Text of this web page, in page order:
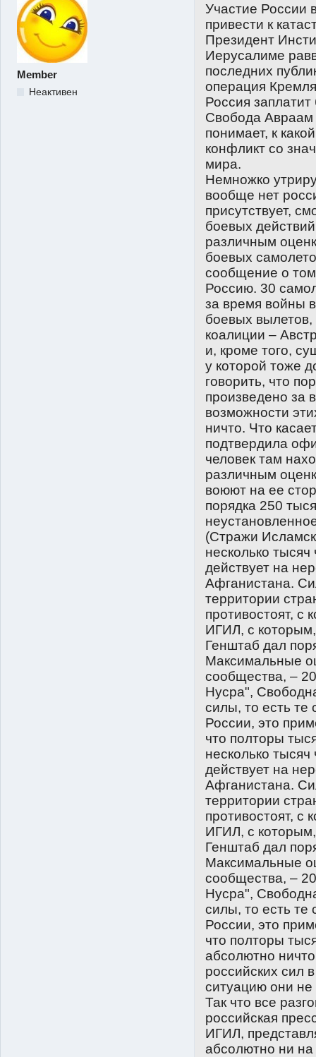
Member
Неактивен
Участие России
привести к
Президент
Иерусалиме
последних
операция
Россия
Свобода Авраам
понимает, к
конфликт со
мира.
Немножко
вообще нет
присутствует,
боевых
различным
боевых
сообщение о
Россию. 30
за время войны
боевых
коалиции –
и, кроме того,
у которой тоже
говорить, что
произведено за
возможности
ничто. Что
подтвердила
человек там
различным
воюют на ее
порядка 250
(Стражи
несколько
действует на
Афганистана.
территории
противостоят, с
ИГИЛ, с
Генштаб дал
Максимальные
сообщества, –
Нусра",
силы, то есть те
России, это
что полторы
несколько
действует на
Афганистана.
территории
противостоят, с
ИГИЛ, с
Генштаб дал
Максимальные
сообщества, –
Нусра",
силы, то есть те
России, это
что полторы
абсолютно
российских сил
ситуацию они не
Так что все
российская
ИГИЛ,
абсолютно ни